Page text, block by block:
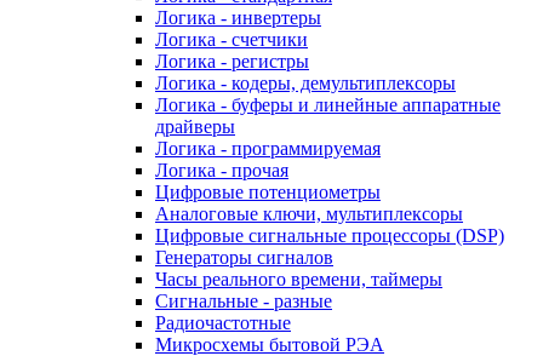
Логика - инвертеры
Логика - счетчики
Логика - регистры
Логика - кодеры, демультиплексоры
Логика - буферы и линейные аппаратные
драйверы
Логика - программируемая
Логика - прочая
Цифровые потенциометры
Аналоговые ключи, мультиплексоры
Цифровые сигнальные процессоры (DSP)
Генераторы сигналов
Часы реального времени, таймеры
Сигнальные - разные
Радиочастотные
Микросхемы бытовой РЭА